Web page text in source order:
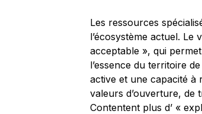
Les ressources
l’écosystème actuel.
acceptable », qui
l’essence du territoire
active et une capacité à
valeurs d’ouverture, de
Contentent plus d’ «